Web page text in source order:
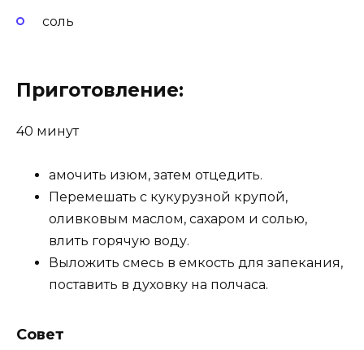
соль
Приготовление:
40 минут
амочить изюм, затем отцедить.
Перемешать с кукурузной крупой,
оливковым маслом, сахаром и солью,
влить горячую воду.
Выложить смесь в емкость для запекания,
поставить в духовку на полчаса.
Совет